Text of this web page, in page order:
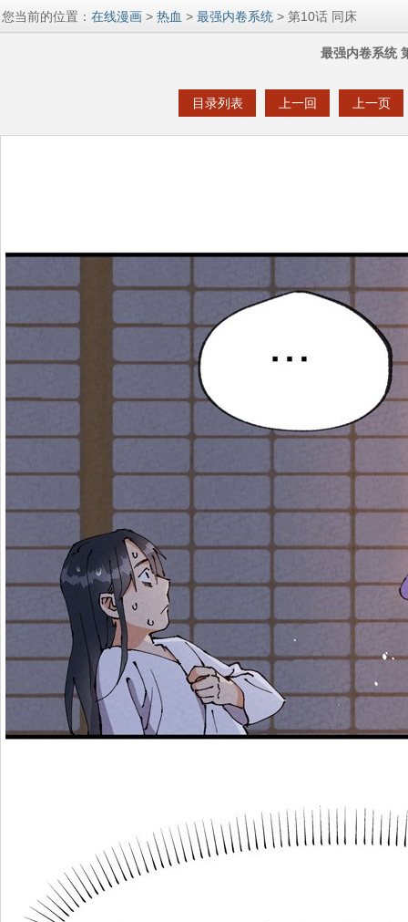
您当前的位置： 在线漫画 > 热血 > 最强内卷系统 > 第10话 同床
最强内卷系统
目录列表 上一回 上一页